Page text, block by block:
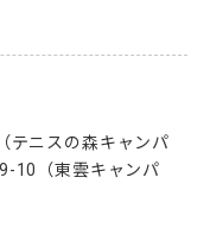
テニスの森キャンパ
10（東雲キャンパ